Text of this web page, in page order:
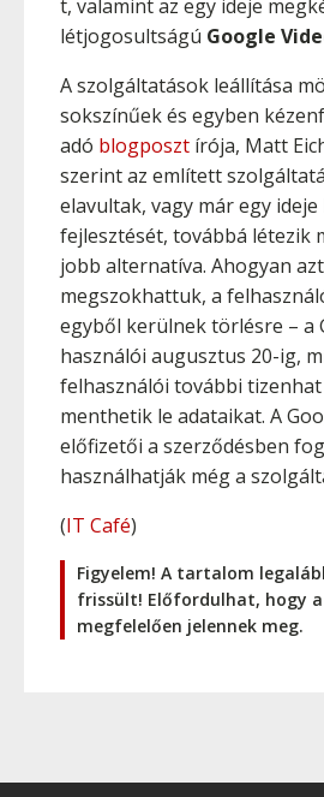
t, valamint az egy ideje
létjogosultságú Google
A szolgáltatások leállítása
sokszínűek és egyben
adó blogposzt írója, Matt
szerint az említett
elavultak, vagy már egy
fejlesztését, továbbá létezik
jobb alternatíva. Ahogyan
megszokhattuk, a
egyből kerülnek törlésre – a
használói augusztus 20-ig,
felhasználói további
menthetik le adataikat. A
előfizetői a szerződésben
használhatják még a
(IT Café)
Figyelem! A tartalom
frissült! Előfordulhat, hogy a
megfelelően jelennek meg.